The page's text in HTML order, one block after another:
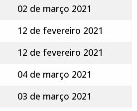
02 de março 2021
12 de fevereiro 2021
12 de fevereiro 2021
04 de março 2021
03 de março 2021